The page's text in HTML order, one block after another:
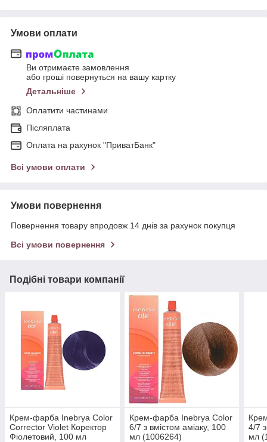
Умови оплати
Ви отримаєте замовлення
або гроші повернуться на вашу картку
Детальніше
Оплатити частинами
Післяплата
Оплата на рахунок "ПриватБанк"
Всі умови оплати
Умови повернення
Повернення товару впродовж 14 днів за рахунок покупця
Всі умови повернення
Подібні товари компанії
Крем-фарба Inebrya Сolor
Corrector Violet Коректор
Фіолетовий, 100 мл
Крем-фарба Inebrya Сolor
6/7 з вмiстом амiаку, 100
мл (1006264)
4/7
мл